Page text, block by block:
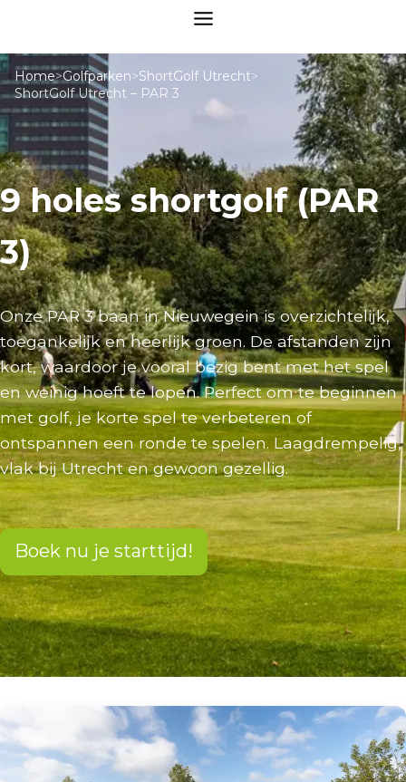
Home>Golfparken>ShortGolf Utrecht>
ShortGolf Utrecht – PAR 3
9 holes shortgolf (PAR
3)
Onze PAR 3 baan in Nieuwegein is overzichtelijk,
toegankelijk en heerlijk groen. De afstanden zijn
kort, waardoor je vooral bezig bent met het spel
en weinig hoeft te lopen. Perfect om te beginnen
met golf, je korte spel te verbeteren of
ontspannen een ronde te spelen. Laagdrempelig,
vlak bij Utrecht en gewoon gezellig.
Boek nu je starttijd!